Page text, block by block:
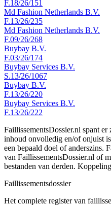
F.18/26/151
Md Fashion Netherlands B.V.
F.13/26/235
Md Fashion Netherlands B.V.
F.09/26/268
Buybay B.V.
F.03/26/174
Buybay Services B.V.
S.13/26/1067
Buybay B.V.
F.13/26/220
Buybay Services B.V.
F.13/26/222
FaillissementsDossier.nl spant
inhoud onvolledig en/of onjuist
een bepaald doel of anderszins.
van FaillissementsDossier.nl of
bestanden van derden.
Faillissementsdossier
Het complete register van